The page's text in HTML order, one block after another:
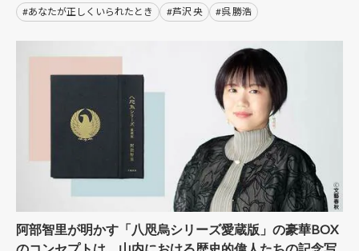
#あなたが正しくいられたとき #芦沢 央 #呉 勝浩
阿部智里が明かす「八咫烏シリーズ愛蔵版」の豪華BOX